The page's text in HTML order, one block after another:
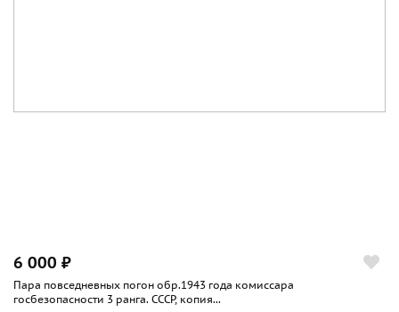
6 000 ₽
Пара повседневных погон обр.1943 года комиссара
госбезопасности 3 ранга. СССР, копия...